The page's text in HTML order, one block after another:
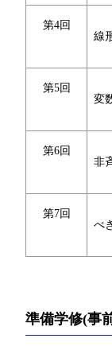
第4回
線
第5回
変
第6回
非
第7回
べ
準備学修(事